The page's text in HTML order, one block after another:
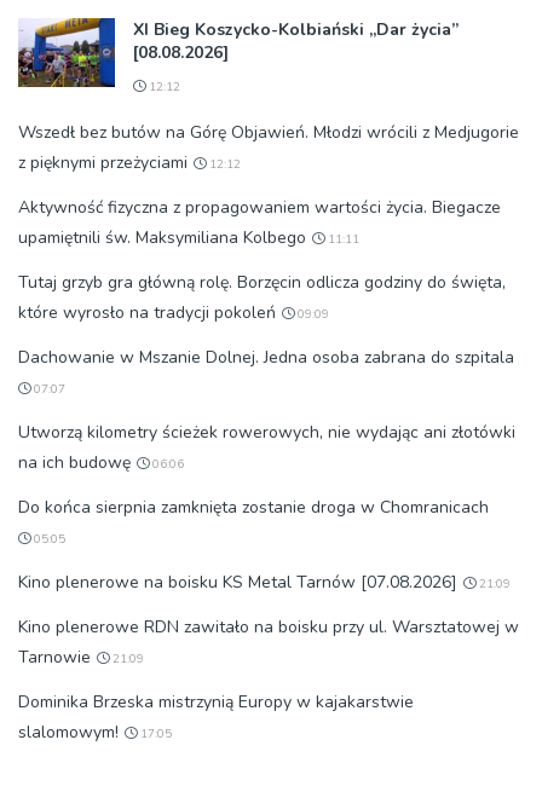
XI Bieg Koszycko-Kolbiański „Dar życia”
[08.08.2026]
12:12
Wszedł bez butów na Górę Objawień. Młodzi wrócili z Medjugorie
z pięknymi przeżyciami
12:12
Aktywność fizyczna z propagowaniem wartości życia. Biegacze
upamiętnili św. Maksymiliana Kolbego
11:11
Tutaj grzyb gra główną rolę. Borzęcin odlicza godziny do święta,
które wyrosło na tradycji pokoleń
09:09
Dachowanie w Mszanie Dolnej. Jedna osoba zabrana do szpitala
07:07
Utworzą kilometry ścieżek rowerowych, nie wydając ani złotówki
na ich budowę
06:06
Do końca sierpnia zamknięta zostanie droga w Chomranicach
05:05
Kino plenerowe na boisku KS Metal Tarnów [07.08.2026] 21:09
Kino plenerowe RDN zawitało na boisku przy ul. Warsztatowej w
Tarnowie
21:09
Dominika Brzeska mistrzynią Europy w kajakarstwie
slalomowym!
17:05